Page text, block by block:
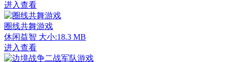
进入查看
圈线共舞游戏
休闲益智 大小:18.3 MB
进入查看